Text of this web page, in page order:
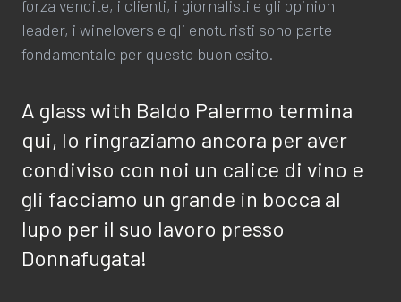
forza vendite, i clienti, i giornalisti e gli opinion
leader, i winelovers e gli enoturisti sono parte
fondamentale per questo buon esito.
A glass with Baldo Palermo termina
qui, lo ringraziamo ancora per aver
condiviso con noi un calice di vino e
gli facciamo un grande in bocca al
lupo per il suo lavoro presso
Donnafugata!